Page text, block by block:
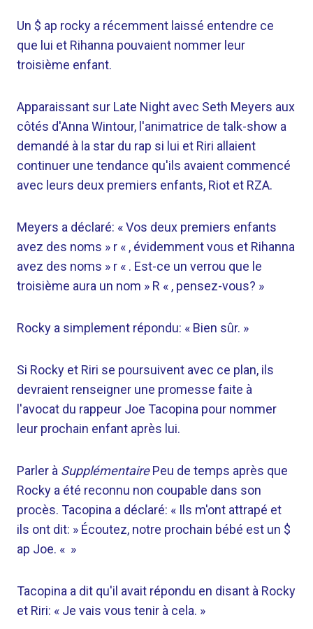
Un $ ap rocky a récemment laissé entendre ce
que lui et Rihanna pouvaient nommer leur
troisième enfant.
Apparaissant sur Late Night avec Seth Meyers aux
côtés d'Anna Wintour, l'animatrice de talk-show a
demandé à la star du rap si lui et Riri allaient
continuer une tendance qu'ils avaient commencé
avec leurs deux premiers enfants, Riot et RZA.
Meyers a déclaré: « Vos deux premiers enfants
avez des noms » r « , évidemment vous et Rihanna
avez des noms » r « . Est-ce un verrou que le
troisième aura un nom » R « , pensez-vous? »
Rocky a simplement répondu: « Bien sûr. »
Si Rocky et Riri se poursuivent avec ce plan, ils
devraient renseigner une promesse faite à
l'avocat du rappeur Joe Tacopina pour nommer
leur prochain enfant après lui.
Parler à SupplémentairePeu de temps après que
Rocky a été reconnu non coupable dans son
procès. Tacopina a déclaré: « Ils m'ont attrapé et
ils ont dit: » Écoutez, notre prochain bébé est un $
ap Joe. « »
Tacopina a dit qu'il avait répondu en disant à Rocky
et Riri: « Je vais vous tenir à cela. »